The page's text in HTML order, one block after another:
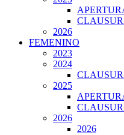
2026
FEMENINO
2023
2024
2025
2026
2026